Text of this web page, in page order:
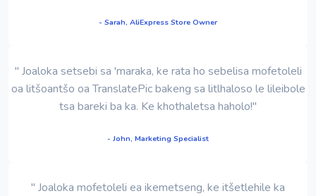
- Sarah, AliExpress Store Owner
" Joaloka setsebi sa 'maraka, ke rata ho sebelisa mofetoleli
oa litšoantšo oa TranslatePic bakeng sa litlhaloso le lileibole
tsa bareki ba ka. Ke khothaletsa haholo!"
- John, Marketing Specialist
" Joaloka mofetoleli ea ikemetseng, ke itšetlehile ka